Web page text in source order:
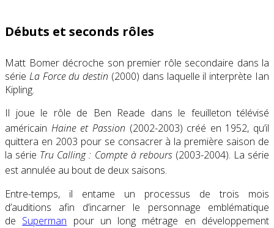
Débuts et seconds rôles
Matt Bomer décroche son premier rôle secondaire dans la
série La Force du destin (2000) dans laquelle il interprète Ian
Kipling.
Il joue le rôle de Ben Reade dans le feuilleton télévisé
américain Haine et Passion (2002-2003) créé en 1952, qu’il
quittera en 2003 pour se consacrer à la première saison de
la série Tru Calling : Compte à rebours(2003-2004). La série
est annulée au bout de deux saisons.
Entre-temps, il entame un processus de trois mois
d’auditions afin d’incarner le personnage emblématique
de Superman pour un long métrage en développement